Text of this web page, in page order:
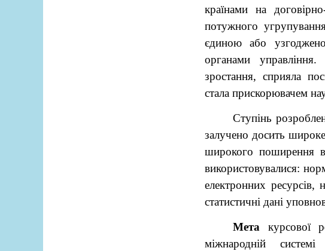
країнами на
потужного
єдиною або
органами
зростання, сприяла
стала прискорювачем
Ступінь
залучено досить
широкого поширення в
використовувалися:
електронних ресурсів,
статистичні дані
Мета курсової
міжнародній